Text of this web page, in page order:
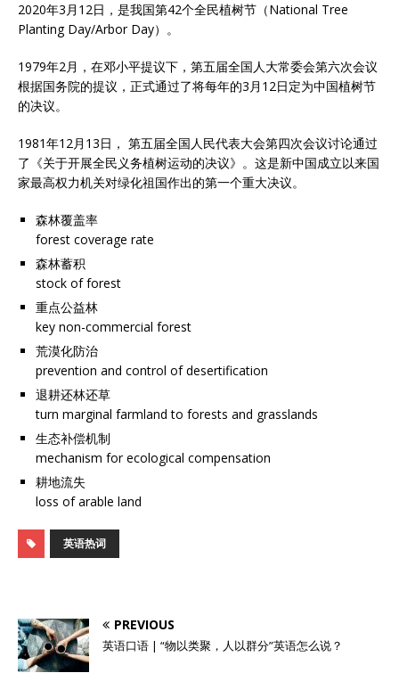
2020年3月12日，是我国第42个全民植树节（National Tree
Planting Day/Arbor Day）。
1979年2月，在邓小平提议下，第五届全国人大常委会第六次会议
根据国务院的提议，正式通过了将每年的3月12日定为中国植树节
的决议。
1981年12月13日， 第五届全国人民代表大会第四次会议讨论通过
了《关于开展全民义务植树运动的决议》。这是新中国成立以来国
家最高权力机关对绿化祖国作出的第一个重大决议。
森林覆盖率
forest coverage rate
森林蓄积
stock of forest
重点公益林
key non-commercial forest
荒漠化防治
prevention and control of desertification
退耕还林还草
turn marginal farmland to forests and grasslands
生态补偿机制
mechanism for ecological compensation
耕地流失
loss of arable land
英语热词
PREVIOUS
英语口语 | “物以类聚，人以群分”英语怎么说？